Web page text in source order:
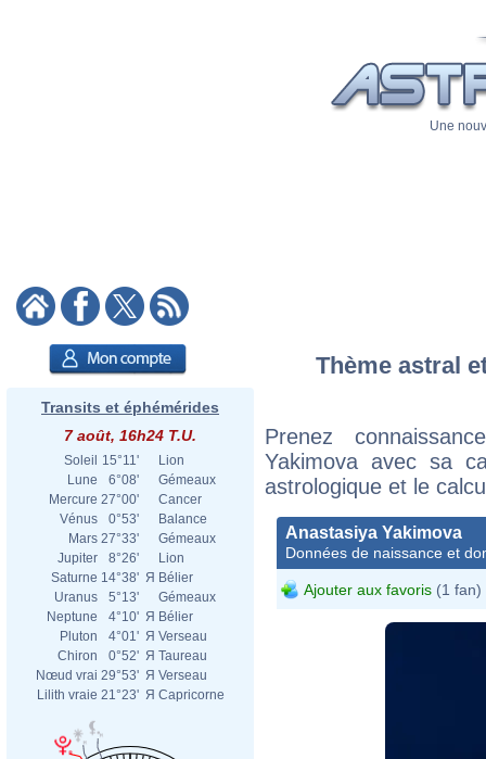
Une
Transits et éphémérides
7 août, 16h24 T.U.
Soleil 15°11'
Lion
Lune
6°08'
Gémeaux
Mercure 27°00'
Cancer
Vénus
0°53'
Balance
Mars 27°33'
Gémeaux
Jupiter
8°26'
Lion
Saturne 14°38' Я Bélier
Uranus
5°13'
Gémeaux
Neptune
4°10' Я Bélier
Pluton
4°01' Я Verseau
Chiron
0°52' Я Taureau
Nœud vrai 29°53' Я Verseau
Lilith vraie 21°23' Я Capricorne
Thème astral
Prenez
Yakimova avec sa
astrologique et le
Anastasiya Yakimova
Données de naissance et
Ajouter aux favoris (1 fan)